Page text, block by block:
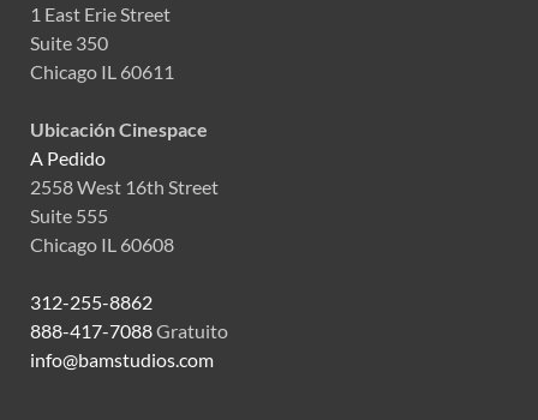
1 East Erie Street
Suite 350
Chicago IL 60611
Ubicación Cinespace
A Pedido
2558 West 16th Street
Suite 555
Chicago IL 60608
312-255-8862
888-417-7088Gratuito
info@bamstudios.com